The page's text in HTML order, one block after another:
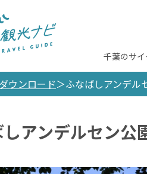
千葉のサ
ウンロード ふなばしアンデル
アンデルセン公